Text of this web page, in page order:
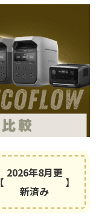
【
2026年8月更
新済み
】